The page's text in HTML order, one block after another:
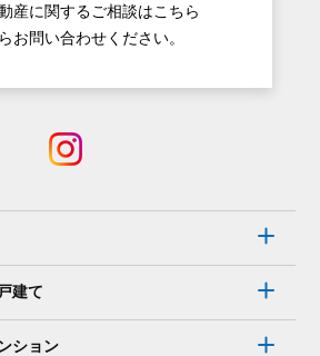
産に関するご相談はこちら
お問い合わせください。
建て
ション